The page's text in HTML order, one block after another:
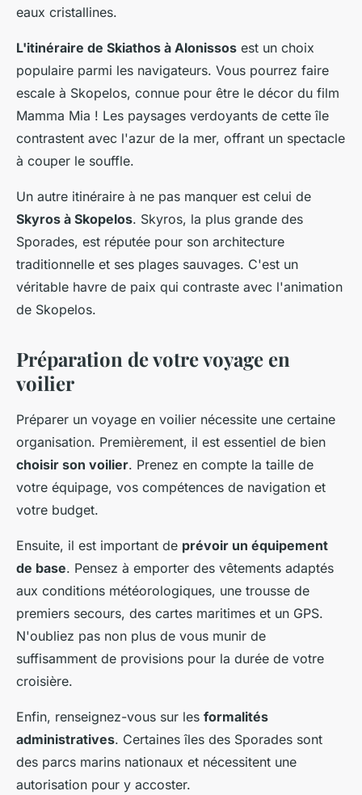
eaux cristallines.
L'itinéraire de Skiathos à Alonissos est un choix
populaire parmi les navigateurs. Vous pourrez faire
escale à Skopelos, connue pour être le décor du film
Mamma Mia ! Les paysages verdoyants de cette île
contrastent avec l'azur de la mer, offrant un spectacle
à couper le souffle.
Un autre itinéraire à ne pas manquer est celui de
Skyros à Skopelos. Skyros, la plus grande des
Sporades, est réputée pour son architecture
traditionnelle et ses plages sauvages. C'est un
véritable havre de paix qui contraste avec l'animation
de Skopelos.
Préparation de votre voyage en
voilier
Préparer un voyage en voilier nécessite une certaine
organisation. Premièrement, il est essentiel de bien
choisir son voilier. Prenez en compte la taille de
votre équipage, vos compétences de navigation et
votre budget.
Ensuite, il est important de prévoir un équipement
de base. Pensez à emporter des vêtements adaptés
aux conditions météorologiques, une trousse de
premiers secours, des cartes maritimes et un GPS.
N'oubliez pas non plus de vous munir de
suffisamment de provisions pour la durée de votre
croisière.
Enfin, renseignez-vous sur les formalités
administratives. Certaines îles des Sporades sont
des parcs marins nationaux et nécessitent une
autorisation pour y accoster.